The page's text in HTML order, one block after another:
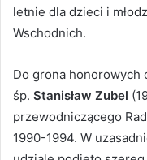
letnie dla dzieci i
Wschodnich.
Do grona honorowych
śp. Stanisław Zubel
przewodniczącego
1990-1994. W